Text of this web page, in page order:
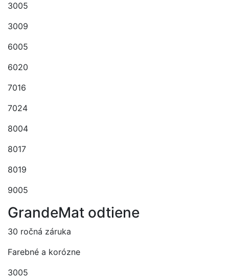
3005
3009
6005
6020
7016
7024
8004
8017
8019
9005
GrandeMat odtiene
30 ročná záruka
Farebné a korózne
3005